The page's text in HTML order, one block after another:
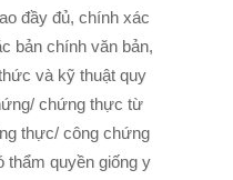
đầy đủ, chính xác
bản chính văn bản,
và kỹ thuật quy
chứng thực từ
thực/ công chứng
quyền giống y